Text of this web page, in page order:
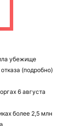
убежище
(подробно)
6 августа
более 2,5 млн